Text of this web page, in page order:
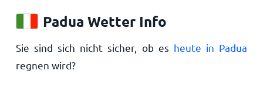
Padua Wetter Info
Sie sind sich nicht sicher, ob es heute in Padua
regnen wird?